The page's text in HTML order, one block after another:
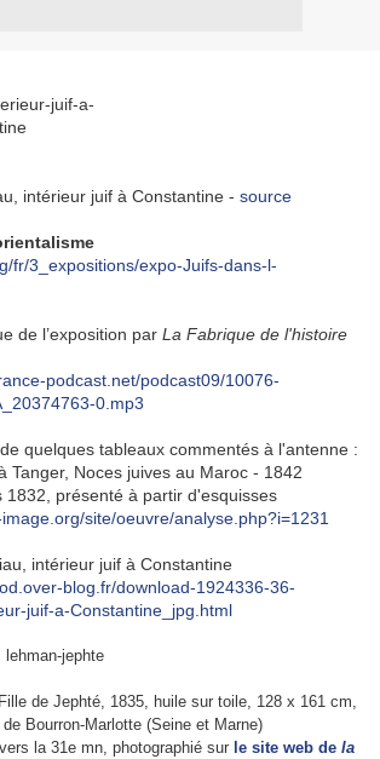
intérieur juif à Constantine - source
fr/3_expositions/expo-Juifs-dans-l-
de l’exposition par La Fabrique de l'histoire
podcast.net/podcast09/10076-
0.mp3
quelques tableaux commentés à l'antenne :
Tanger, Noces juives au Maroc - 1842
1832, présenté à partir d'esquisses
site/oeuvre/analyse.php?i=1231
intérieur juif à Constantine
blog.fr/download-1924336-36-
juif-a-Constantine_jpg.html
de Jephté, 1835, huile sur toile, 128 x 161 cm,
de Bourron-Marlotte (Seine et Marne)
la 31e mn, photographié sur le site web de la